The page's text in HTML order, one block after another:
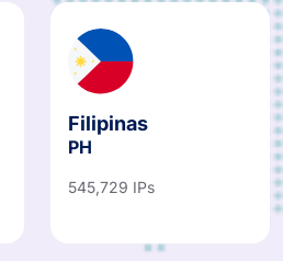
Filipinas
PH
545,729 IPs